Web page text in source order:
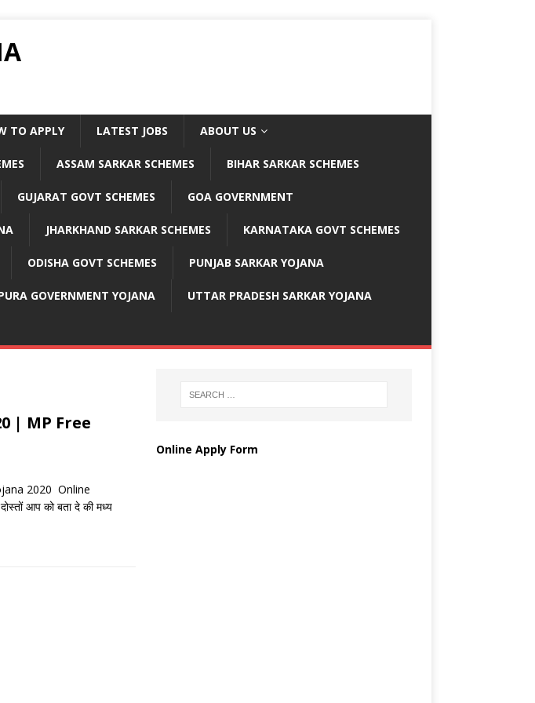
TO APPLY LATEST JOBS ABOUT US
ASSAM SARKAR SCHEMES BIHAR SARKAR SCHEMES
GUJARAT GOVT SCHEMES GOA GOVERNMENT
JHARKHAND SARKAR SCHEMES KARNATAKA GOVT SCHEMES
ODISHA GOVT SCHEMES PUNJAB SARKAR YOJANA
GOVERNMENT YOJANA UTTAR PRADESH SARKAR YOJANA
| MP Free
2020 Online
आप को बता दे की मध्य
Online Apply Form